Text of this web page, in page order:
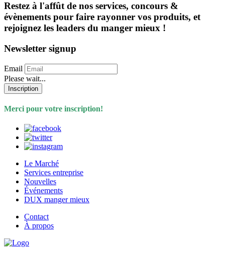
Restez à l'affût de nos services, concours &
évènements pour faire rayonner vos produits, et
rejoignez les leaders du manger mieux !
Newsletter signup
Email
Please wait...
Inscription
Merci pour votre inscription!
Le Marché
Services entreprise
Nouvelles
Événements
DUX manger mieux
Contact
À propos